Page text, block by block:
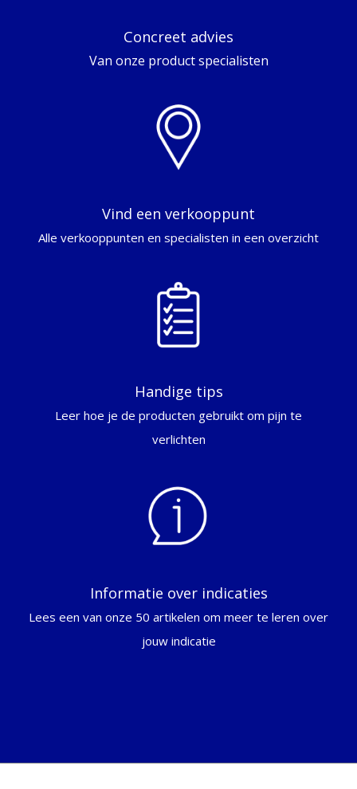
Concreet advies
Van onze product specialisten
Vind een verkooppunt
Alle verkooppunten en specialisten in een overzicht
Handige tips
Leer hoe je de producten gebruikt om pijn te
verlichten
Informatie over indicaties
Lees een van onze 50 artikelen om meer te leren over
jouw indicatie